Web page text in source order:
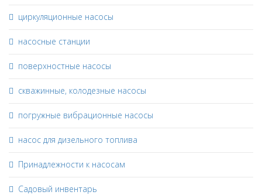
циркуляционные насосы
насосные станции
поверхностные насосы
скважинные, колодезные насосы
погружные вибрационные насосы
насос для дизельного топлива
Принадлежности к насосам
Садовый инвентарь